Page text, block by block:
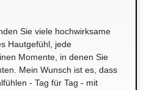
Sie viele hochwirksame
Hautgefühl, jede
Momente, in denen Sie
Mein Wunsch ist es, dass
- Tag für Tag - mit